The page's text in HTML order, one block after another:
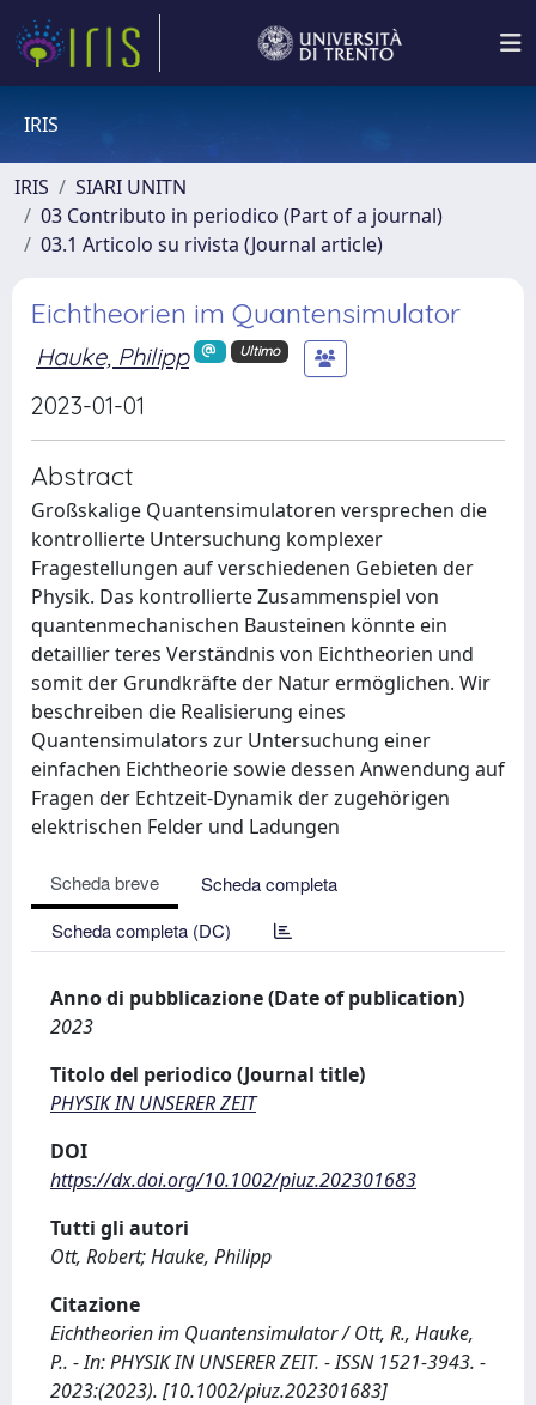
IRIS
IRIS
SIARI UNITN
03 Contributo in periodico (Part of a journal)
03.1 Articolo su rivista (Journal article)
Eichtheorien im Quantensimulator
Hauke, Philipp Ultimo
2023-01-01
Abstract
Großskalige Quantensimulatoren versprechen die
kontrollierte Untersuchung komplexer
Fragestellungen auf verschiedenen Gebieten der
Physik. Das kontrollierte Zusammenspiel von
quantenmechanischen Bausteinen könnte ein
detaillier teres Verständnis von Eichtheorien und
somit der Grundkräfte der Natur ermöglichen. Wir
beschreiben die Realisierung eines
Quantensimulators zur Untersuchung einer
einfachen Eichtheorie sowie dessen Anwendung auf
Fragen der Echtzeit-Dynamik der zugehörigen
elektrischen Felder und Ladungen
Scheda breve
Scheda completa
Scheda completa (DC)
Anno di pubblicazione (Date of publication)
2023
Titolo del periodico (Journal title)
PHYSIK IN UNSERER ZEIT
DOI
https://dx.doi.org/10.1002/piuz.202301683
Tutti gli autori
Ott, Robert; Hauke, Philipp
Citazione
Eichtheorien im Quantensimulator / Ott, R., Hauke,
P.. - In: PHYSIK IN UNSERER ZEIT. - ISSN 1521-3943. -
2023:(2023). [10.1002/piuz.202301683]